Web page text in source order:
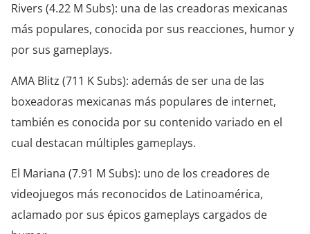
Rivers (4.22 M Subs): una de las creadoras mexicanas
más populares, conocida por sus reacciones, humor y
por sus gameplays.
AMA Blitz (711 K Subs): además de ser una de las
boxeadoras mexicanas más populares de internet,
también es conocida por su contenido variado en el
cual destacan múltiples gameplays.
El Mariana (7.91 M Subs): uno de los creadores de
videojuegos más reconocidos de Latinoamérica,
aclamado por sus épicos gameplays cargados de